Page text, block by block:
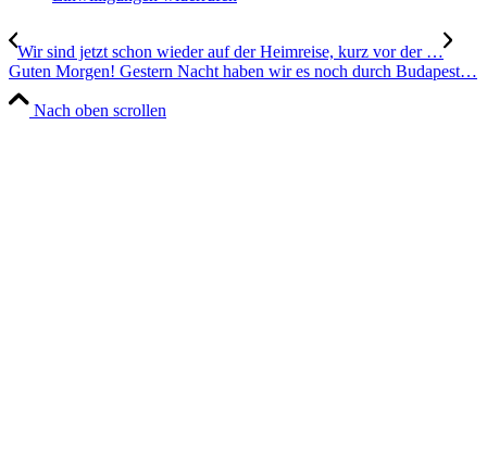
Wir sind jetzt schon wieder auf der Heimreise, kurz vor der …
Guten Morgen! Gestern Nacht haben wir es noch durch Budapest…
Nach oben scrollen